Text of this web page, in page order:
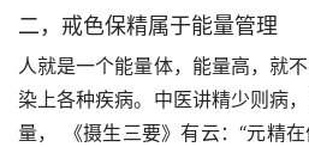
二，戒色保精属于能量管理
人就是一个能量体，能量高，就
染上各种疾病。中医讲精少则病
量， 《摄生三要》有云：“元精